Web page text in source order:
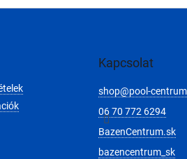
Kapcsolat
shop@pool-
06 70 772 6294
BazenCentrum.sk
bazencentrum_sk